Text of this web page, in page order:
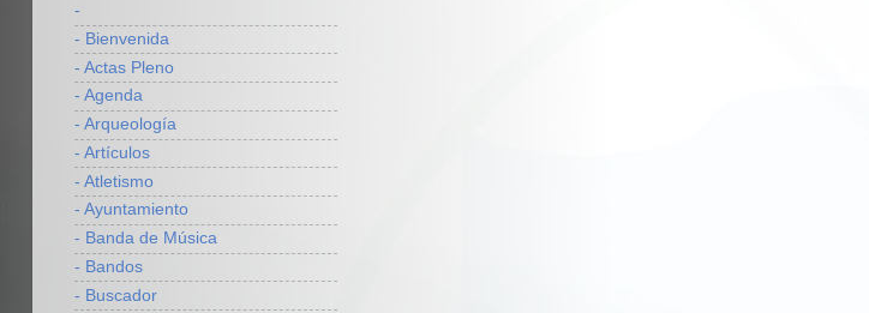
-
- Bienvenida
- Actas Pleno
- Agenda
- Arqueología
- Artículos
- Atletismo
- Ayuntamiento
- Banda de Música
- Bandos
- Buscador